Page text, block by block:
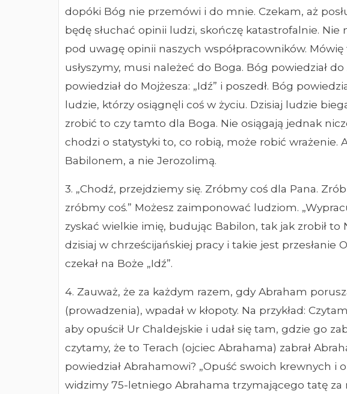
dopóki Bóg nie przemówi i do mnie. Czekam, aż
będę słuchać opinii ludzi, skończę katastrofalnie.
pod uwagę opinii naszych współpracowników. Mówię
usłyszymy, musi należeć do Boga. Bóg powiedział do
powiedział do Mojżesza: „Idź” i poszedł. Bóg
ludzie, którzy osiągnęli coś w życiu. Dzisiaj ludzie
zrobić to czy tamto dla Boga. Nie osiągają jednak
chodzi o statystyki to, co robią, może robić wrażenie.
Babilonem, a nie Jerozolimą.
3. „Chodź, przejdziemy się. Zróbmy coś dla Pana.
zróbmy coś.” Możesz zaimponować ludziom.
zyskać wielkie imię, budując Babilon, tak jak zrobił to
dzisiaj w chrześcijańskiej pracy i takie jest przesłanie
czekał na Boże „Idź”.
4. Zauważ, że za każdym razem, gdy Abraham
(prowadzenia), wpadał w kłopoty. Na przykład:
aby opuścił Ur Chaldejskie i udał się tam, gdzie go
czytamy, że to Terach (ojciec Abrahama) zabrał
powiedział Abrahamowi? „Opuść swoich krewnych i
widzimy 75-letniego Abrahama trzymającego tatę za